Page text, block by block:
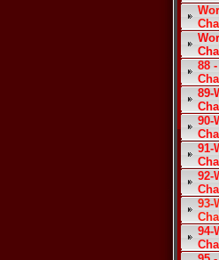
88
89-
90-
91-
92-
93-
94-